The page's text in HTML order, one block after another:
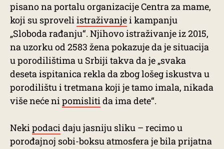
pisano na portalu organizacije Centra za mame,
koji su sproveliistraživanjei kampanju
„Sloboda rađanju“. Njihovo istraživanje iz 2015,
na uzorku od 2583 žena pokazuje da je situacija
u porodilištima u Srbiji takva da je „svaka
deseta ispitanica rekla da zbog lošeg iskustva u
porodilištu i tretmana koji je tamo imala, nikada
više neće nipomislitida ima dete“.
Nekipodacidaju jasniju sliku – recimo u
porođajnoj sobi-boksu atmosfera je bila prijatna